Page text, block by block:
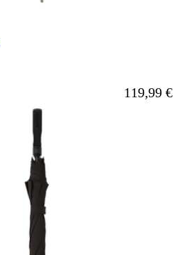
Ab
119,99 €